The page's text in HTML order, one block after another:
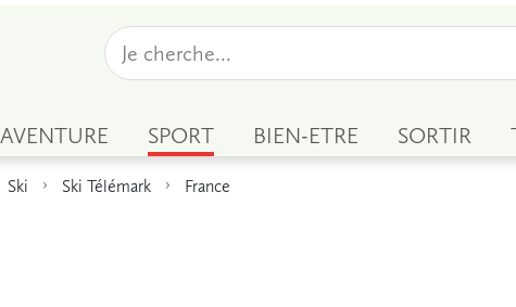
AVENTURE SPORT BIEN-ETRE SORTIR
Ski Ski Télémark France